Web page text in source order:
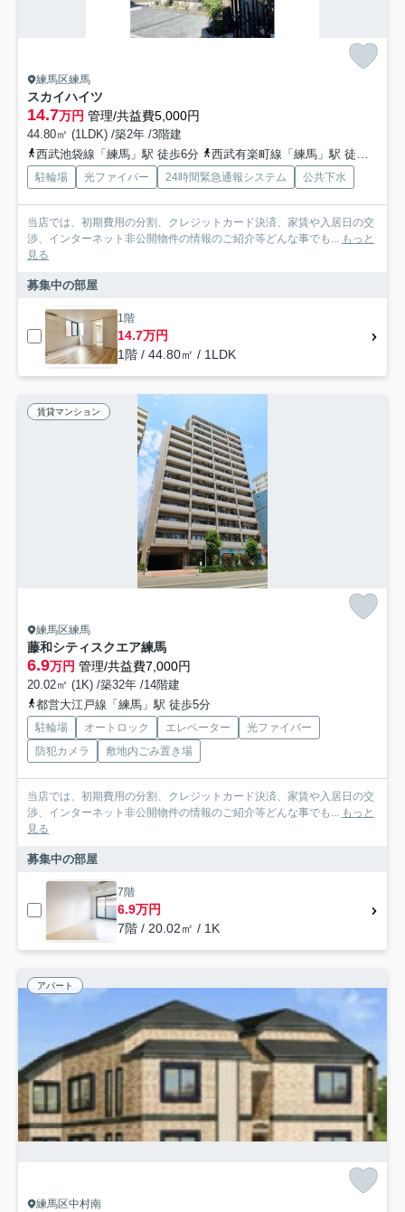
練馬区練馬
スカイハイツ
14.7万円 管理/共益費5,000円
44.80㎡ (1LDK) /築2年 /3階建
西武池袋線「練馬」駅 徒歩6分
西武有楽町線「練馬」駅 徒歩6分
駐輪場 光ファイバー 24時間緊急通報システム 公共下水
当店では、初期費用の分割、クレジットカード決済、家賃や入居日の交
渉、インターネット非公開物件の情報のご紹介等どんな事でも...
もっと
見る
募集中の部屋
1階
14.7万円
1階 / 44.80㎡ / 1LDK
賃貸マンション
練馬区練馬
藤和シティスクエア練馬
6.9万円 管理/共益費7,000円
20.02㎡ (1K) /築32年 /14階建
都営大江戸線「練馬」駅 徒歩5分
駐輪場 オートロック エレベーター
光ファイバー
防犯カメラ
敷地内ごみ置き場
当店では、初期費用の分割、クレジットカード決済、家賃や入居日の交
渉、インターネット非公開物件の情報のご紹介等どんな事でも...
もっと
見る
募集中の部屋
7階
6.9万円
7階 / 20.02㎡ / 1K
アパート
練馬区中村南